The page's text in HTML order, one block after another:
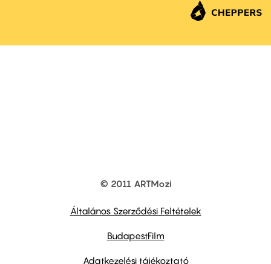
© 2011 ARTMozi
Általános Szerződési Feltételek
BudapestFilm
Adatkezelési tájékoztató